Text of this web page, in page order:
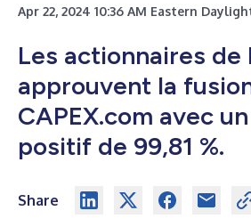
Apr 22, 2024 10:36 AM Eastern
Les actionnaires de
approuvent la
CAPEX.com avec
positif de 99,81 %.
Share